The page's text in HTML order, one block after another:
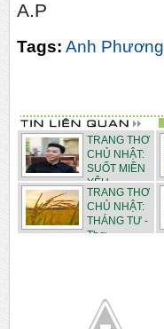
A.P
Tags: Anh Phương
TRANG THƠ
CHỦ NHẬT:
SUỐT MIỀN
YÊU -...
TRANG THƠ
CHỦ NHẬT:
THÁNG TƯ -
Thơ ...